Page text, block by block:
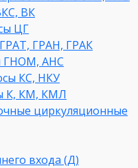
ВК
ЦГ
ГРАН, ГРАК
ГНОМ, АНС
КС, НКУ
К, КМ, КМЛ
циркуляционные
входа (Д)